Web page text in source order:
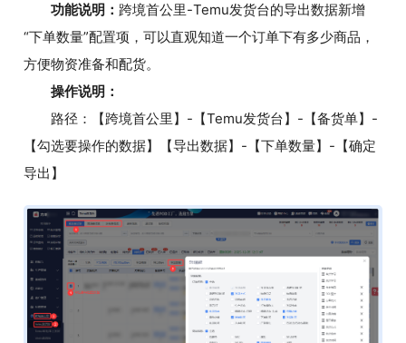
功能说明： 跨境首公里-Temu发货台的导出数据新增
“下单数量”配置项，可以直观知道一个订单下有多少商品，
方便物资准备和配货。
操作说明：
路径：【跨境首公里】-【Temu发货台】-【备货单】-
【勾选要操作的数据】【导出数据】-【下单数量】-【确定
导出】